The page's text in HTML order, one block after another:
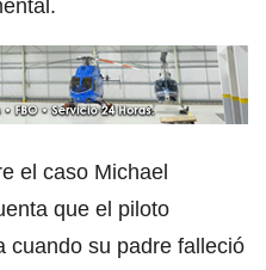
el caso Michael
que el piloto
cuando su padre falleció